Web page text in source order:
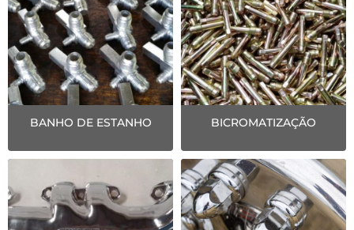
BANHO DE ESTANHO BICROMATIZAÇÃO